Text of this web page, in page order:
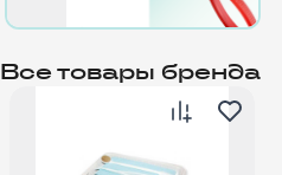
Все товары бренда